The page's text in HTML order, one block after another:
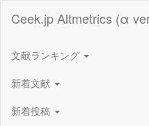
Ceek.jp Altmetrics (α
文献ランキング
新着文献
新着投稿